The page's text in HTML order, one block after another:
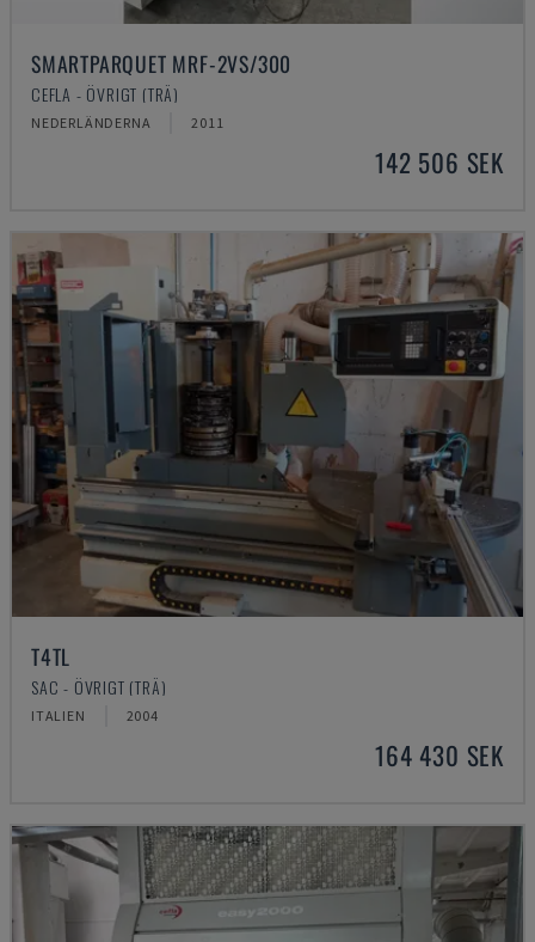
SMARTPARQUET MRF-2VS/300
CEFLA - ÖVRIGT (TRÄ)
NEDERLÄNDERNA 2011
142 506 SEK
T4TL
SAC - ÖVRIGT (TRÄ)
ITALIEN 2004
164 430 SEK